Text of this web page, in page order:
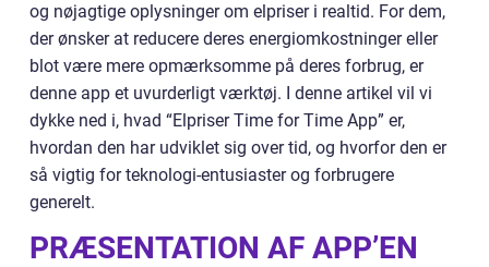
og nøjagtige oplysninger om elpriser i realtid. For dem,
der ønsker at reducere deres energiomkostninger eller
blot være mere opmærksomme på deres forbrug, er
denne app et uvurderligt værktøj. I denne artikel vil vi
dykke ned i, hvad “Elpriser Time for Time App” er,
hvordan den har udviklet sig over tid, og hvorfor den er
så vigtig for teknologi-entusiaster og forbrugere
generelt.
PRÆSENTATION AF APP’EN